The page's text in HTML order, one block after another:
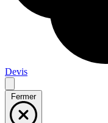
Devis
Fermer